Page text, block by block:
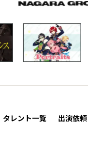
タレント一覧 出演依頼